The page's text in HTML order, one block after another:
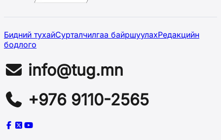
Бидний тухайСурталчилгаа байршуулахРедакцийн
бодлого
info@tug.mn
+976 9110-2565